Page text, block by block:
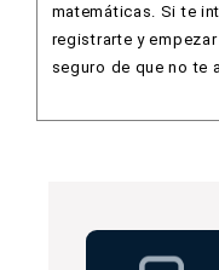
matemáticas. Si te
registrarte y
seguro de que no te